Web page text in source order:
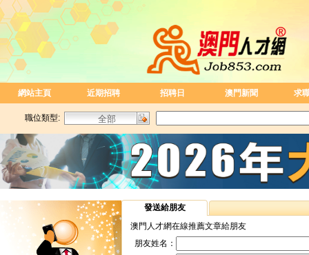
網站主頁 近期招聘 招聘日 澳門新聞 求
職位類型:
發送給朋友
澳門人才網在線推薦文章給朋友
朋友姓名：